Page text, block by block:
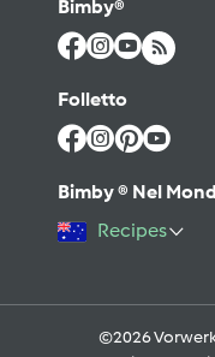
Bimby®
Folletto
Bimby ® Nel
Recipes
©2026